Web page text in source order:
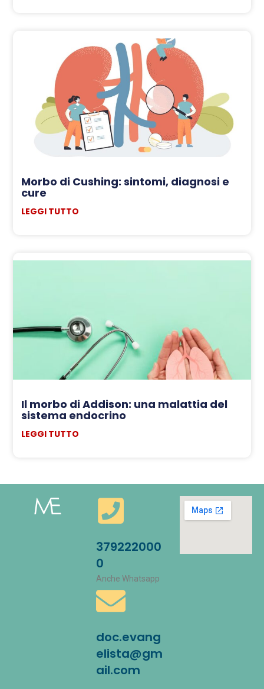
Morbo di Cushing: sintomi, diagnosi e
cure
LEGGI TUTTO
Il morbo di Addison: una malattia del
sistema endocrino
LEGGI TUTTO
379222000
0
Anche Whatsapp
doc.evang
elista@gm
ail.com